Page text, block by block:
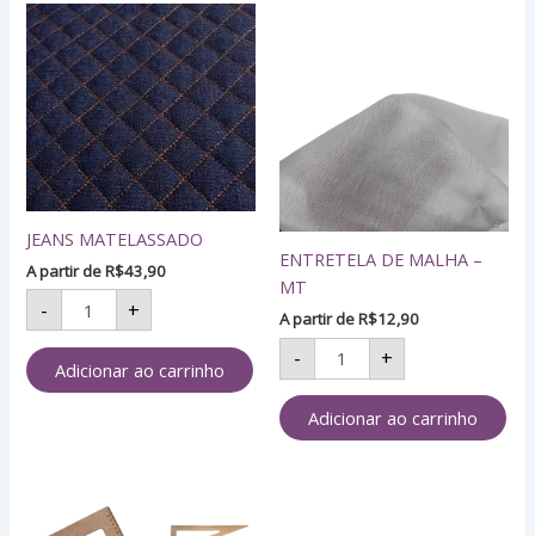
JEANS MATELASSADO
A partir deR$43,90
-
JEANS
MATELASSADO
quantidade
+
Adicionar ao carrinho
ENTRETELA DE MALHA –
MT
A partir deR$12,90
-
quantidade
+
Adicionar ao carrinho